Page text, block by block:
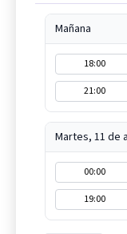
Mañana
18:00
21:00
Martes, 11 de
00:00
19:00